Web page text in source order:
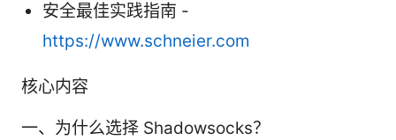
安全最佳实践指南 -
https://www.schneier.com
核心内容
一、为什么选择 Shadowsocks？